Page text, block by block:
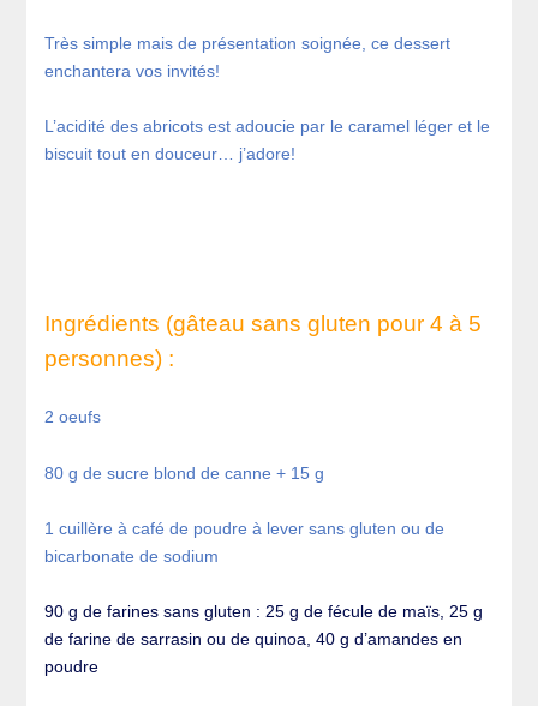
Très simple mais de présentation soignée, ce dessert
enchantera vos invités!
L’acidité des abricots est adoucie par le caramel léger et le
biscuit tout en douceur… j’adore!
Ingrédients (gâteau sans gluten pour 4 à 5
personnes) :
2 oeufs
80 g de sucre blond de canne + 15 g
1 cuillère à café de poudre à lever sans gluten ou de
bicarbonate de sodium
90 g de farines sans gluten : 25 g de fécule de maïs, 25 g
de farine de sarrasin ou de quinoa, 40 g d’amandes en
poudre